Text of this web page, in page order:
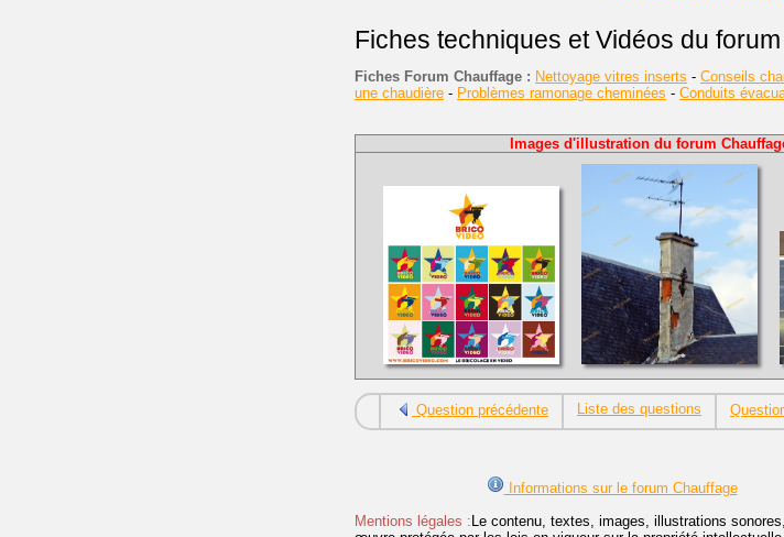
Fiches techniques et Vidéos du
Fiches Forum Chauffage : Nettoyage vitres inserts - Conseils
une chaudière - Problèmes ramonage cheminées - Conduits
Images d'illustration du forum
Question précédente Liste des questions
Informations sur le forum Chauffage
Mentions légales : Le contenu, textes, images, illustrations